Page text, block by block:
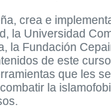
crea e
la Universidad
la Fundación
de este
que les
la